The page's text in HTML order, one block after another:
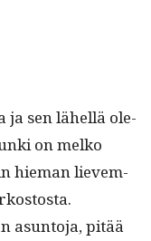
ja sen lähel­lä ole­
on melko
hie­man lievem­
asun­to­ja, pitää